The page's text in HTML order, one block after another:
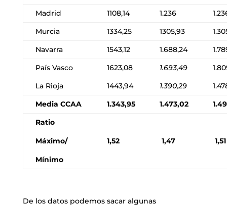
Madrid
1108,14 1.236
Murcia
1334,25 1305,93
Navarra
1543,12 1.688,24
País Vasco
1623,08 1.693,49
La Rioja
1443,94 1.390,29
Media CCAA
1.343,95 1.473,02
Ratio
Máximo/
Mínimo
1,52 1,47 1,51
De los datos podemos sacar algunas